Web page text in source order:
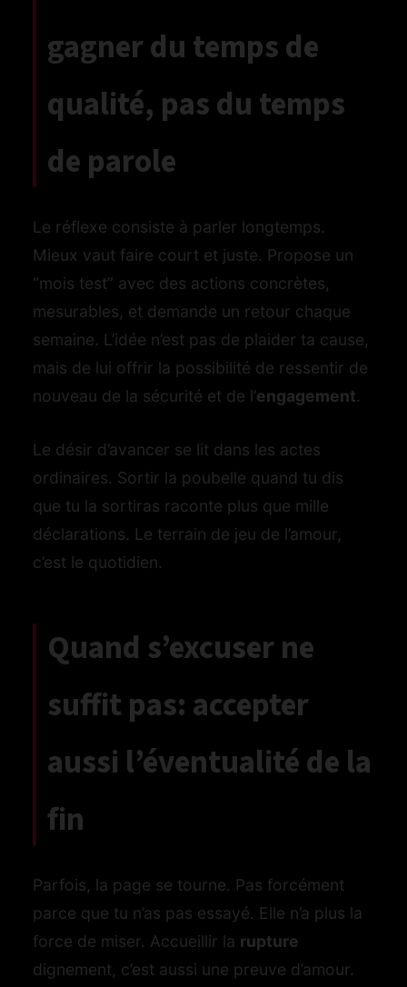
gagner du temps de
qualité, pas du temps
de parole
Le réflexe consiste à parler longtemps.
Mieux vaut faire court et juste. Propose un
“mois test” avec des actions concrètes,
mesurables, et demande un retour chaque
semaine. L’idée n’est pas de plaider ta cause,
mais de lui offrir la possibilité de ressentir de
nouveau de la sécurité et de l’engagement.
Le désir d’avancer se lit dans les actes
ordinaires. Sortir la poubelle quand tu dis
que tu la sortiras raconte plus que mille
déclarations. Le terrain de jeu de l’amour,
c’est le quotidien.
Quand s’excuser ne
suffit pas: accepter
aussi l’éventualité de la
fin
Parfois, la page se tourne. Pas forcément
parce que tu n’as pas essayé. Elle n’a plus la
force de miser. Accueillir la rupture
dignement, c’est aussi une preuve d’amour.